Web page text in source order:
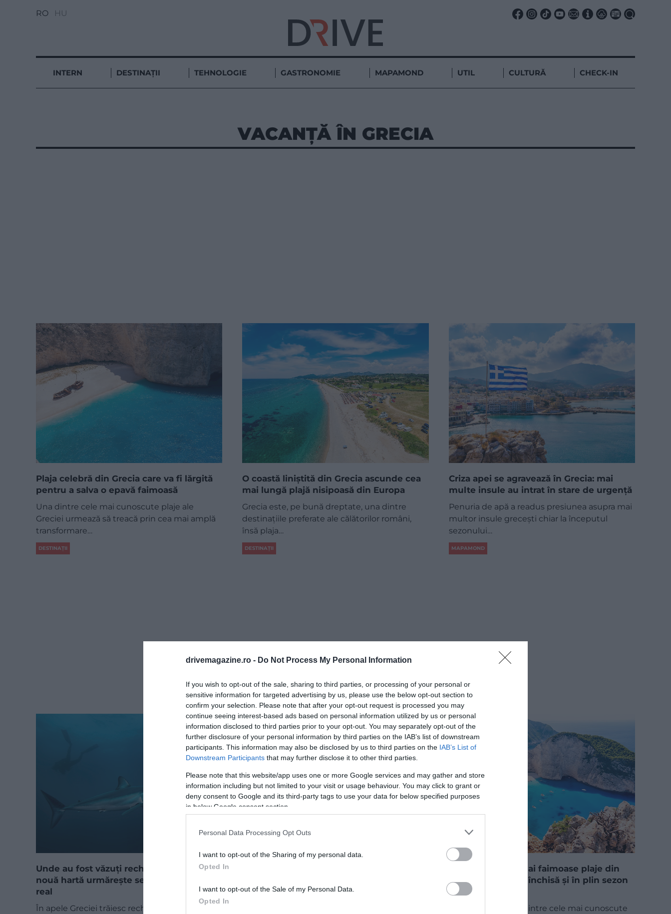
drivemagazine.ro - Do Not Process My Personal Information
If you wish to opt-out of the sale, sharing to third parties, or processing of your personal or
sensitive information for targeted advertising by us, please use the below opt-out section to
confirm your selection. Please note that after your opt-out request is processed you may
continue seeing interest-based ads based on personal information utilized by us or personal
information disclosed to third parties prior to your opt-out. You may separately opt-out of the
further disclosure of your personal information by third parties on the IAB’s list of downstream
participants. This information may also be disclosed by us to third parties on the IAB’s List of
Downstream Participants that may further disclose it to other third parties.
Please note that this website/app uses one or more Google services and may gather and store
information including but not limited to your visit or usage behaviour. You may click to grant or
deny consent to Google and its third-party tags to use your data for below specified purposes
in below Google consent section.
Personal Data Processing Opt Outs
I want to opt-out of the Sharing of my personal data.
Opted In
I want to opt-out of the Sale of my Personal Data.
Opted In
RO HU
INTERN DESTINAȚII TEHNOLOGIE GASTRONOMIE MAPAMOND UTIL CULTURĂ CHECK-IN
VACANȚĂ ÎN GRECIA
Plaja celebră din Grecia care va fi lărgită
pentru a salva o epavă faimoasă
Una dintre cele mai cunoscute plaje ale
Greciei urmează să treacă prin cea mai amplă
transformare…
DESTINAȚII
O coastă liniștită din Grecia ascunde cea
mai lungă plajă nisipoasă din Europa
Grecia este, pe bună dreptate, una dintre
destinațiile preferate ale călătorilor români,
însă plaja…
DESTINAȚII
Criza apei se agravează în Grecia: mai
multe insule au intrat în stare de urgență
Penuria de apă a readus presiunea asupra mai
multor insule grecești chiar la începutul
sezonului…
MAPAMOND
Unde au fost văzuți rechini în Grecia? O
nouă hartă urmărește semnalările în timp
real
În apele Greciei trăiesc rechini de multă
Una dintre cele mai faimoase plaje din
Grecia va rămâne închisă și în plin sezon
Plaja Navagio, una dintre cele mai cunoscute